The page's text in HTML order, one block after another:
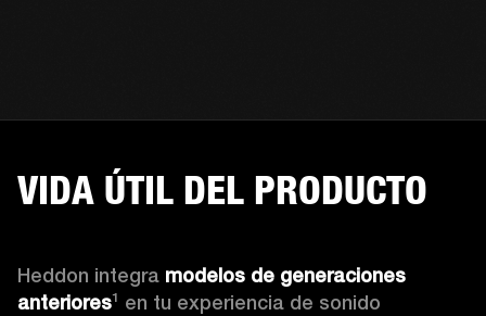
VIDA ÚTIL DEL PRODUCTO
Heddon integra modelos de generaciones
anteriores¹ en tu experiencia de sonido